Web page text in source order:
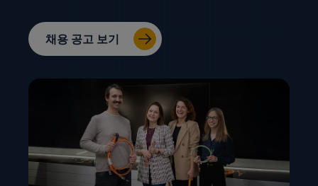
채용 공고 보기